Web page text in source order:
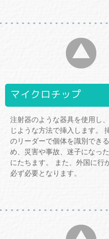
マイクロチップ
注射器のような器具を使用し
じような方法で挿入します。
のリーダーで個体を識別でき
め、災害や事故、迷子になっ
にたちます。 また、外国に行
必ず必要となります。